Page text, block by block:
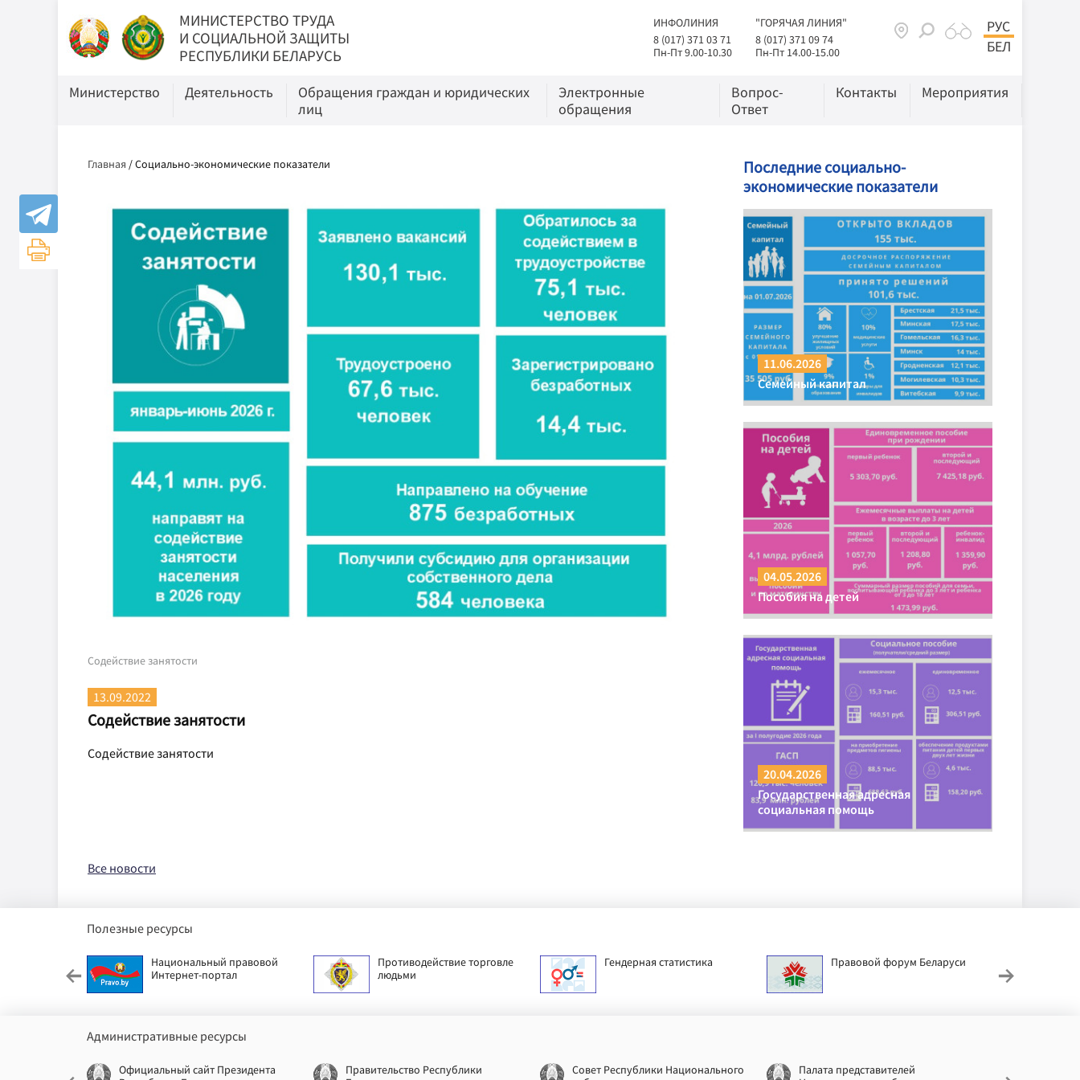
МИНИСТЕРСТВО ТРУДА
И СОЦИАЛЬНОЙ ЗАЩИТЫ
РЕСПУБЛИКИ БЕЛАРУСЬ
ИНФОЛИНИЯ
8 (017) 371 03 71
Пн-Пт 9.00-10.30
"ГОРЯЧАЯ ЛИНИЯ"
8 (017) 371 09 74
Пн-Пт 14.00-15.00
РУС
БЕЛ
Министерство Деятельность
Обращения граждан и юридических
лиц
Электронные
обращения
Вопрос-
Ответ
Контакты Мероприятия
Главная /Социально-экономические показатели
Содействие занятости
13.09.2022
Содействие занятости
Содействие занятости
Последние социально-
экономические показатели
11.06.2026
Семейный капитал
04.05.2026
Пособия на детей
20.04.2026
Государственная адресная
социальная помощь
Все новости
Полезные ресурсы
Национальный правовой
Интернет-портал
Противодействие торговле
людьми
Гендерная статистика Правовой форум Беларуси
Административные ресурсы
Официальный сайт Президента
Правительство Республики
Совет Республики Национального
Палата представителей